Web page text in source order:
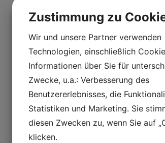
Zustimmung zu
Wir und unsere Partner verwenden
Technologien, einschließlich
Informationen über Sie für
Zwecke, u.a.: Verbesserung des
Benutzererlebnisses, die
Statistiken und Marketing. Sie
diesen Zwecken zu, wenn Sie auf
klicken.